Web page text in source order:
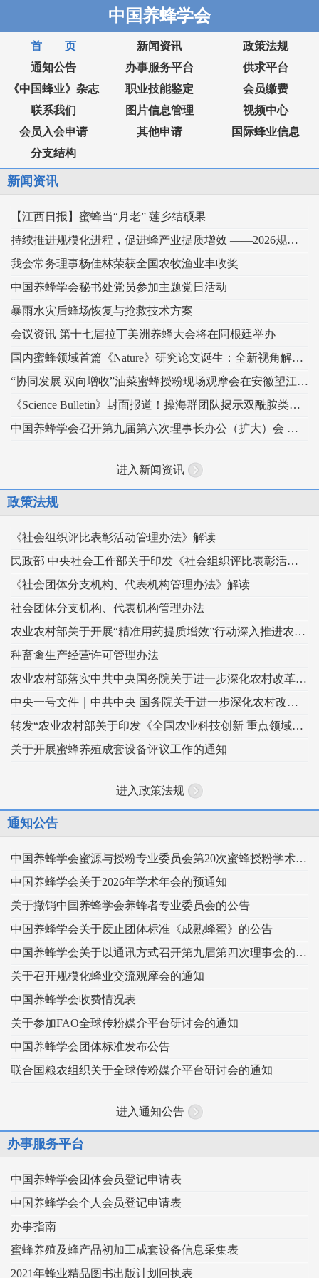
中国养蜂学会
首 页 新闻资讯
政策法规
通知公告
办事服务平台
供求平台
《中国蜂业》杂志
职业技能鉴定
会员缴费
联系我们
图片信息管理
视频中心
会员入会申请
其他申请
国际蜂业信息
分支结构
新闻资讯
【江西日报】蜜蜂当“月老” 莲乡结硕果
持续推进规模化进程，促进蜂产业提质增效 ——2026规模化蜂业交流观摩会在新疆举行
我会常务理事杨佳林荣获全国农牧渔业丰收奖
中国养蜂学会秘书处党员参加主题党日活动
暴雨水灾后蜂场恢复与抢救技术方案
会议资讯 第十七届拉丁美洲养蜂大会将在阿根廷举办
国内蜜蜂领域首篇《Nature》研究论文诞生：全新视角解读蜂王发育的“建筑密码”
“协同发展 双向增收”油菜蜜蜂授粉现场观摩会在安徽望江举办
《Science Bulletin》封面报道！操海群团队揭示双酰胺类杀虫剂影响蜜蜂蜂王生殖
中国养蜂学会召开第九届第六次理事长办公（扩大）会 锚定“十五五” 谋划蜂业高质量发展
进入新闻资讯
政策法规
《社会组织评比表彰活动管理办法》解读
民政部 中央社会工作部关于印发《社会组织评比表彰活动管理办法》的通知
《社会团体分支机构、代表机构管理办法》解读
社会团体分支机构、代表机构管理办法
农业农村部关于开展“精准用药提质增效”行动深入推进农药科学安全使用工作的指导意见
种畜禽生产经营许可管理办法
农业农村部落实中共中央国务院关于进一步深化农村改革扎实推进乡村全面振兴 工作部署的实施意见
中央一号文件｜中共中央 国务院关于进一步深化农村改革 扎实推进乡村全面振兴的意见
转发“农业农村部关于印发《全国农业科技创新 重点领域（2024–2028年）》的通知”
关于开展蜜蜂养殖成套设备评议工作的通知
进入政策法规
通知公告
中国养蜂学会蜜源与授粉专业委员会第20次蜜蜂授粉学术交流会暨向日葵授粉现场观摩会通知 （第二轮）
中国养蜂学会关于2026年学术年会的预通知
关于撤销中国养蜂学会养蜂者专业委员会的公告
中国养蜂学会关于废止团体标准《成熟蜂蜜》的公告
中国养蜂学会关于以通讯方式召开第九届第四次理事会的通知
关于召开规模化蜂业交流观摩会的通知
中国养蜂学会收费情况表
关于参加FAO全球传粉媒介平台研讨会的通知
中国养蜂学会团体标准发布公告
联合国粮农组织关于全球传粉媒介平台研讨会的通知
进入通知公告
办事服务平台
中国养蜂学会团体会员登记申请表
中国养蜂学会个人会员登记申请表
办事指南
蜜蜂养殖及蜂产品初加工成套设备信息采集表
2021年蜂业精品图书出版计划回执表